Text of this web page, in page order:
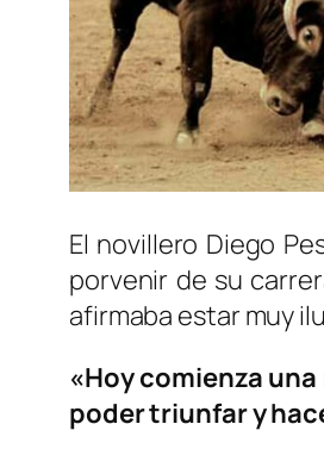
El novillero Diego
porvenir de su
afirmaba estar muy
«Hoy comienza
poder triunfar y